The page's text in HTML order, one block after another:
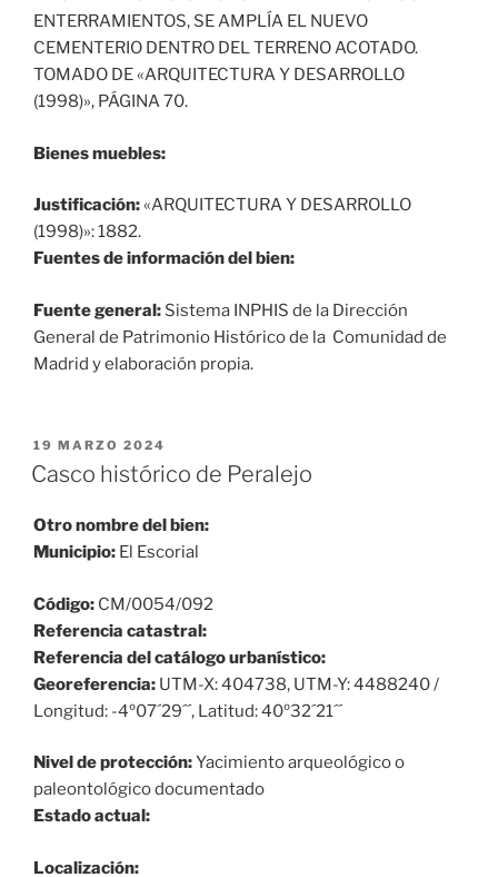
ENTERRAMIENTOS, SE AMPLÍA EL NUEVO
CEMENTERIO DENTRO DEL TERRENO ACOTADO.
TOMADO DE «ARQUITECTURA Y DESARROLLO
(1998)», PÁGINA 70.
Bienes muebles:
Justificación:«ARQUITECTURA Y DESARROLLO
(1998)»: 1882.
Fuentes de información del bien:
Fuente general: Sistema INPHIS de la Dirección
General de Patrimonio Histórico de la Comunidad de
Madrid y elaboración propia.
PUBLICADO
EL
19 MARZO 2024
Casco histórico de Peralejo
Otro nombre del bien:
Municipio: El Escorial
Código: CM/0054/092
Referencia catastral:
Referencia del catálogo urbanístico:
Georeferencia: UTM-X: 404738, UTM-Y: 4488240 /
Longitud: -4º07´29´´, Latitud: 40º32´21´´
Nivel de protección:Yacimiento arqueológico o
paleontológico documentado
Estado actual:
Localización: